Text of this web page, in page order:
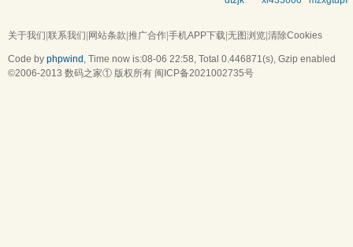
关于我们|联系我们|网站条款|推广合作|手机APP下载|无图浏览|清除Cookies
Code by phpwind , Time now is:08-06 22:58, Total 0.446871(s) , Gzip enabled
©2006-2013 数码之家① 版权所有 闽ICP备2021002735号